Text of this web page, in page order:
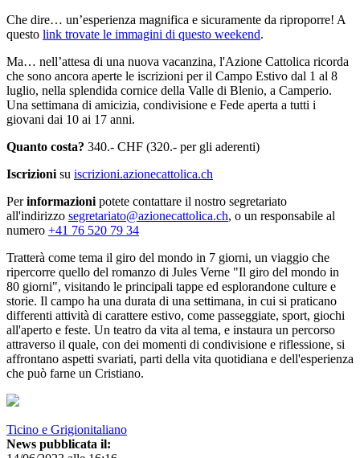
Che dire… un’esperienza magnifica e sicuramente da riproporre! A
questo link trovate le immagini di questo weekend.
Ma… nell’attesa di una nuova vacanzina, l'Azione Cattolica ricorda
che sono ancora aperte le iscrizioni per il Campo Estivo dal 1 al 8
luglio, nella splendida cornice della Valle di Blenio, a Camperio.
Una settimana di amicizia, condivisione e Fede aperta a tutti i
giovani dai 10 ai 17 anni.
Quanto costa? 340.- CHF (320.- per gli aderenti)
Iscrizioni su iscrizioni.azionecattolica.ch
Perinformazioni potete contattare il nostro segretariato
all'indirizzo segretariato@azionecattolica.ch, o un responsabile al
numero +41 76 520 79 34
Tratterà come tema il giro del mondo in 7 giorni, un viaggio che
ripercorre quello del romanzo di Jules Verne "Il giro del mondo in
80 giorni", visitando le principali tappe ed esplorandone culture e
storie. Il campo ha una durata di una settimana, in cui si praticano
differenti attività di carattere estivo, come passeggiate, sport, giochi
all'aperto e feste. Un teatro da vita al tema, e instaura un percorso
attraverso il quale, con dei momenti di condivisione e riflessione, si
affrontano aspetti svariati, parti della vita quotidiana e dell'esperienza
che può farne un Cristiano.
Ticino e Grigionitaliano
News pubblicata il: